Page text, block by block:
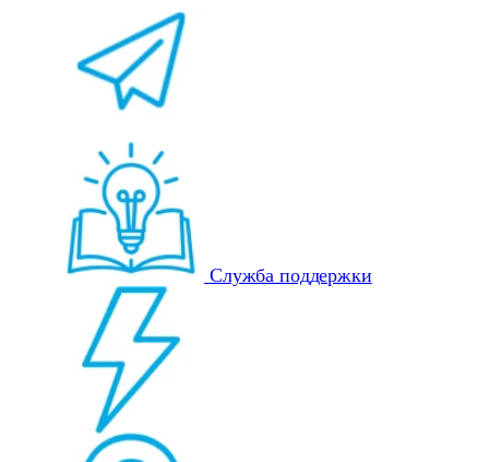
Служба поддержки